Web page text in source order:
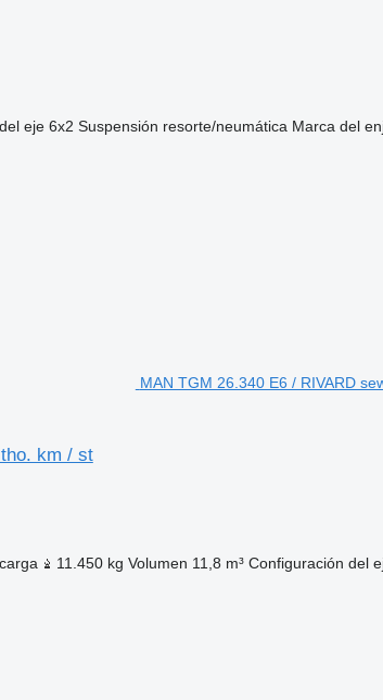
eje 6x2 Suspensión resorte/neumática Marca del
MAN TGM 26.340 E6 / RIVARD
km / st
11.450 kg Volumen 11,8 m³ Configuración del